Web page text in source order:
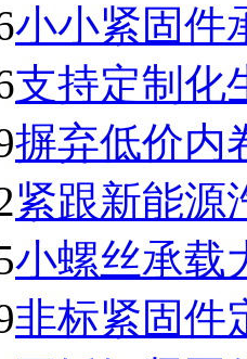
小小紧固件
支持定制化
摒弃低价内
紧跟新能
小螺丝承载
非标紧固件